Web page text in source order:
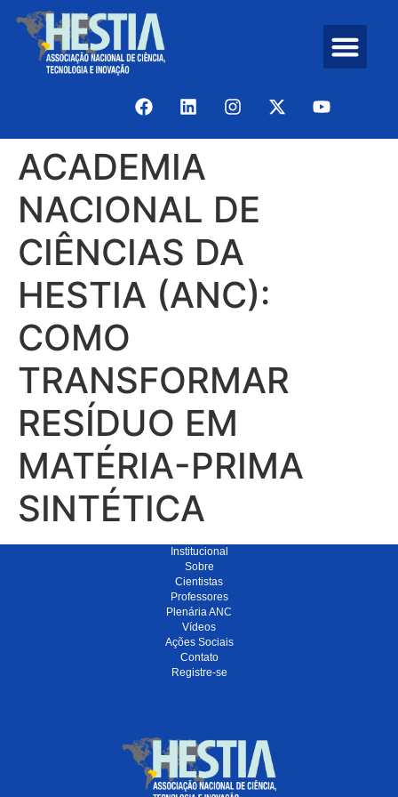
ACADEMIA
NACIONAL DE
CIÊNCIAS DA
HESTIA (ANC):
COMO
TRANSFORMAR
RESÍDUO EM
MATÉRIA-PRIMA
SINTÉTICA
Institucional
Sobre
Cientistas
Professores
Plenária ANC
Vídeos
Ações Sociais
Contato
Registre-se